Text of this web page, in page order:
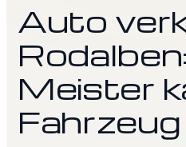
Auto
Meister